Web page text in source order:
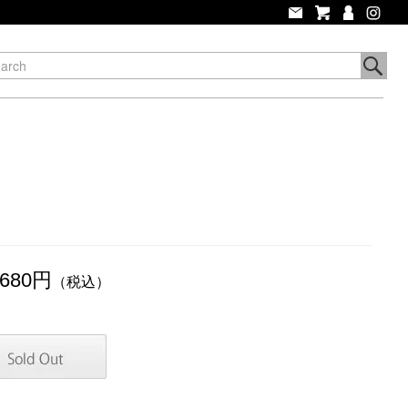
円 （税込）